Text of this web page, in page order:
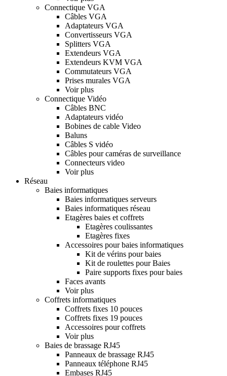
Connectique VGA
Câbles VGA
Adaptateurs VGA
Convertisseurs VGA
Splitters VGA
Extendeurs VGA
Extendeurs KVM VGA
Commutateurs VGA
Prises murales VGA
Voir plus
Connectique Vidéo
Câbles BNC
Adaptateurs vidéo
Bobines de cable Video
Baluns
Câbles S vidéo
Câbles pour caméras de surveillance
Connecteurs video
Voir plus
Réseau
Baies informatiques
Baies informatiques serveurs
Baies informatiques réseau
Etagères baies et coffrets
Etagères coulissantes
Etagères fixes
Accessoires pour baies informatiques
Kit de vérins pour baies
Kit de roulettes pour Baies
Paire supports fixes pour baies
Faces avants
Voir plus
Coffrets informatiques
Coffrets fixes 10 pouces
Coffrets fixes 19 pouces
Accessoires pour coffrets
Voir plus
Baies de brassage RJ45
Panneaux de brassage RJ45
Panneaux téléphone RJ45
Embases RJ45